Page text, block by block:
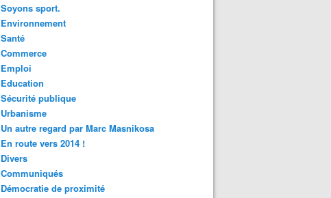
Soyons sport.
Environnement
Santé
Commerce
Emploi
Education
Sécurité publique
Urbanisme
Un autre regard par Marc Masnikosa
En route vers 2014 !
Divers
Communiqués
Démocratie de proximité